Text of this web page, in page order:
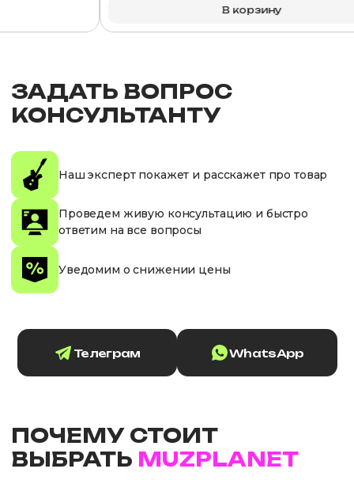
В корзину
ЗАДАТЬ ВОПРОС
КОНСУЛЬТАНТУ
Наш эксперт покажет и расскажет про товар
Проведем живую консультацию и быстро
ответим на все вопросы
Уведомим о снижении цены
Телеграм WhatsApp
ПОЧЕМУ СТОИТ
ВЫБРАТЬ MUZPLANET